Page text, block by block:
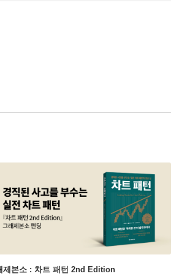
제본소 : 차트 패턴 2nd Edition